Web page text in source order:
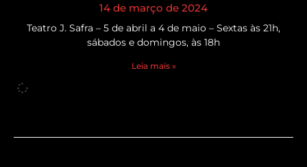
14 de março de 2024
Teatro J. Safra – 5 de abril a 4 de maio – Sextas às 21h,
sábados e domingos, às 18h
Leia mais »